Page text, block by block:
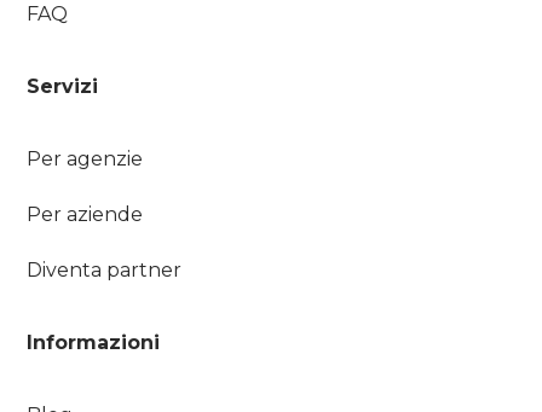
FAQ
Servizi
Per agenzie
Per aziende
Diventa partner
Informazioni